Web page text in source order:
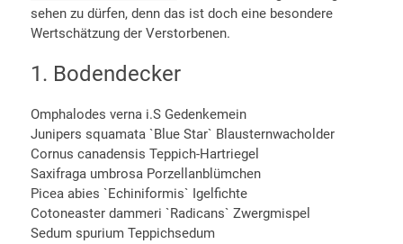
sehen zu dürfen, denn das ist doch eine besondere
Wertschätzung der Verstorbenen.
1. Bodendecker
Omphalodes verna i.S Gedenkemein
Junipers squamata `Blue Star` Blausternwacholder
Cornus canadensis Teppich-Hartriegel
Saxifraga umbrosa Porzellanblümchen
Picea abies `Echiniformis` Igelfichte
Cotoneaster dammeri `Radicans` Zwergmispel
Sedum spurium Teppichsedum